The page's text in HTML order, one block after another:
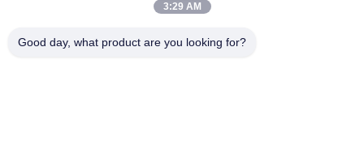
φούρνος γυαλιού
3:29 AM
Good day, what product are you looking for?